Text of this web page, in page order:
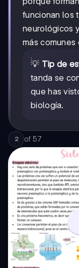
funcionan los
neurológicos
más comunes
💡 Tip de
tanda se
que has
biología.
2 of 57